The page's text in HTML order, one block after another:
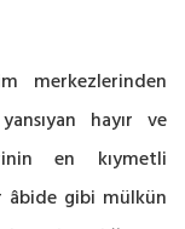
merkezlerinden
hayır ve
en kıymetli
âbide gibi mülkün